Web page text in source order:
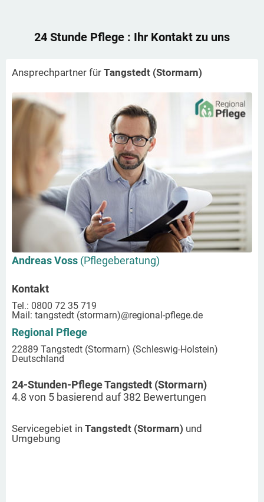
24 Stunde Pflege : Ihr Kontakt zu uns
Ansprechpartner für Tangstedt (Stormarn)
Andreas Voss (Pflegeberatung)
Kontakt
Tel.: 0800 72 35 719
Mail: tangstedt (stormarn)@regional-pflege.de
Regional Pflege
22889 Tangstedt (Stormarn) (Schleswig-Holstein)
Deutschland
24-Stunden-Pflege Tangstedt (Stormarn)
4.8 von 5 basierend auf382 Bewertungen
Servicegebiet in Tangstedt (Stormarn) und
Umgebung